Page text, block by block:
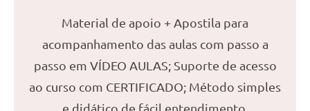
Material de apoio + Apostila para
acompanhamento das aulas com passo a
passo em VÍDEO AULAS; Suporte de acesso
ao curso com CERTIFICADO; Método simples
e didático de fácil entendimento.